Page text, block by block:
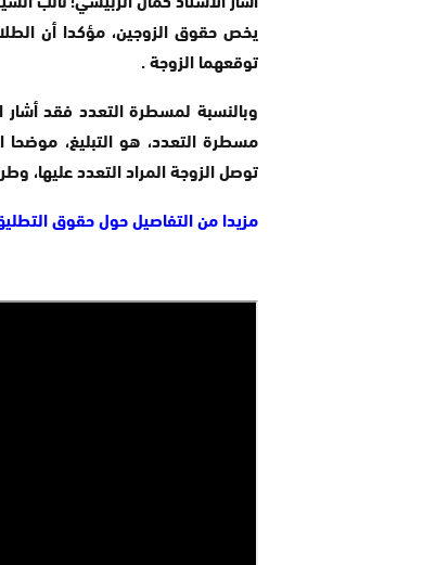
يخص حقوق الزوجين، مؤكدا أن
توقعهما الزوجة .
وبالنسبة لمسطرة التعدد فقد أشار
مسطرة التعدد، هو التبليغ، موضحا
توصل الزوجة المراد التعدد عليها،
مزيدا من التفاصيل حول حقوق